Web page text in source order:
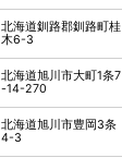
北海道釧路郡釧路町桂
木6-3
北海道旭川市大町1条7
-14-270
北海道旭川市豊岡3条
4-3